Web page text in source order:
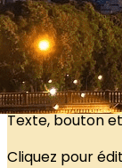
?>
Images de la
Cliquez pour
Texte, bouton
Cliquez pour